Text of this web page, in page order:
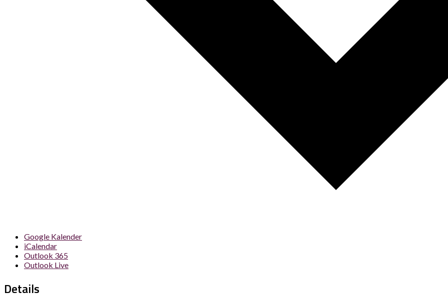
Google Kalender
iCalendar
Outlook 365
Outlook Live
Details